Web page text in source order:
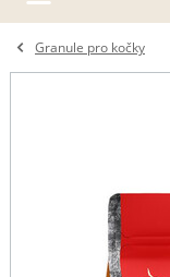
Granule pro kočky